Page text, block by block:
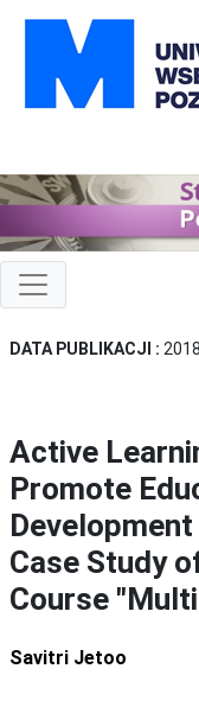
DATA PUBLIKACJI :
Active
Promote
Case Study
Course
Savitri Jetoo